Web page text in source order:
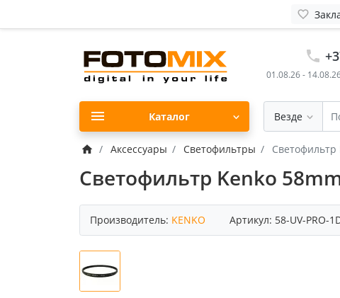
01.08.26 -
Везде
Каталог
Аксессуары Светофильтры Светофильтр
Светофильтр Kenko
Производитель: KENKO Артикул: 58-UV-PRO-